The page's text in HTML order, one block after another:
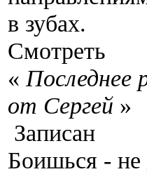
в зубах.
Смотреть
« Последнее
от Сергей »
Записан
Боишься - не